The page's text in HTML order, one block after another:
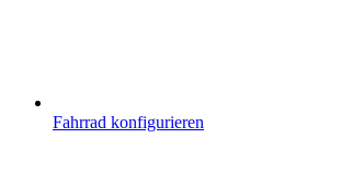
Fahrrad konfigurieren